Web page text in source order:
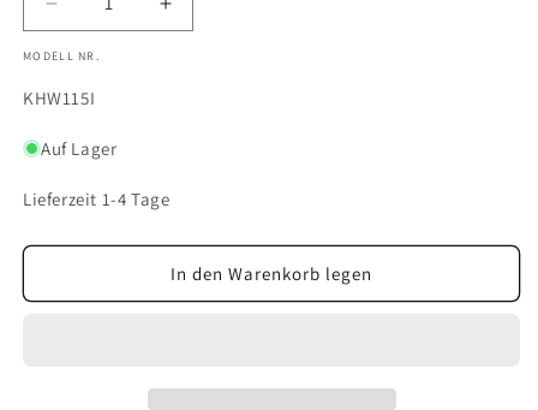
Verringere
die
Menge
für
Hi-
2.0,
Wedge
Erhöhe
die
2.0,
Wedge
MODELL NR.
SKU:
KHW115I
Auf Lager
Lieferzeit 1-4 Tage
In den Warenkorb legen